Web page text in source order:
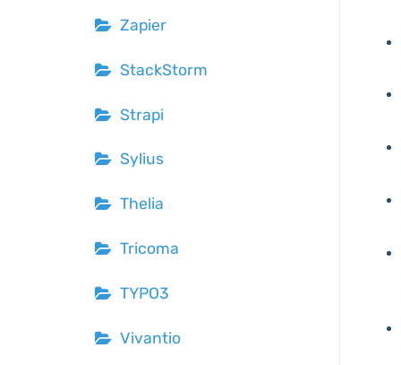
Zapier
StackStorm
Strapi
Sylius
Thelia
Tricoma
TYPO3
Vivantio